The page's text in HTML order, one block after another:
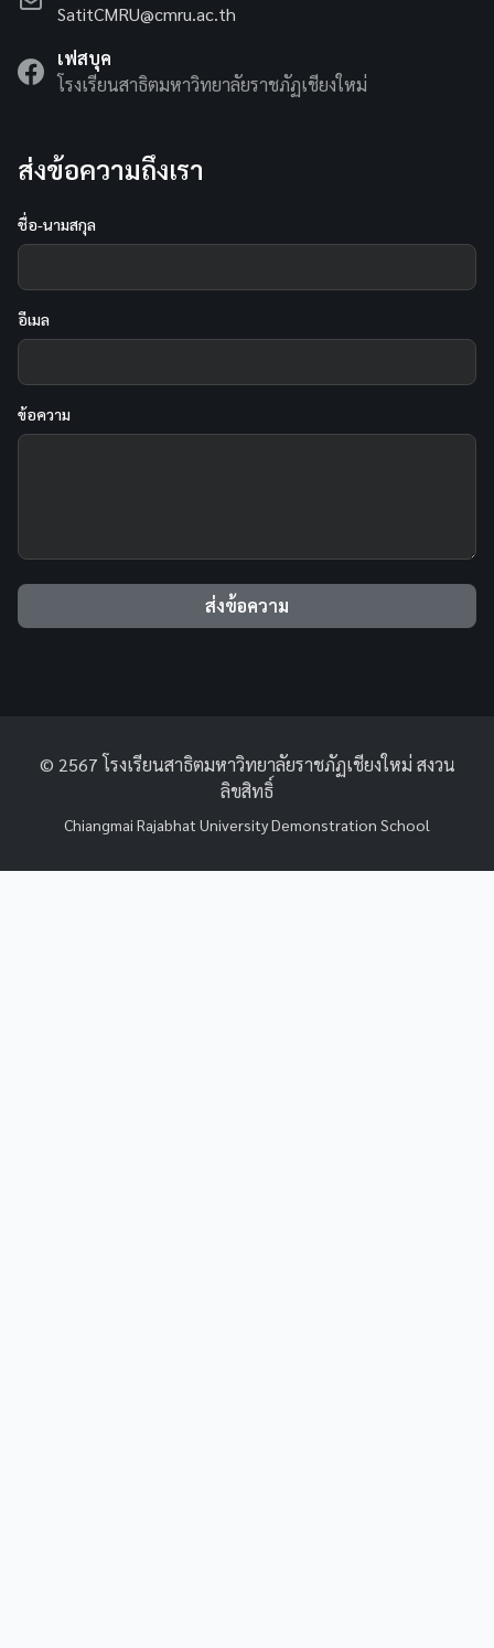
SatitCMRU@cmru.ac.th
เฟสบุค
โรงเรียนสาธิตมหาวิทยาลัยราชภัฏเชียงใหม่
ส่งข้อความถึงเรา
ชื่อ-นามสกุล
อีเมล
ข้อความ
ส่งข้อความ
© 2567 โรงเรียนสาธิตมหาวิทยาลัยราชภัฏเชียงใหม่ สงวน
ลิขสิทธิ์
Chiangmai Rajabhat University Demonstration School